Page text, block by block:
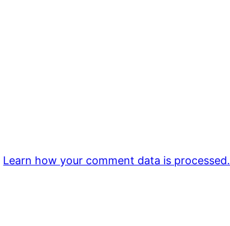
Learn how your comment data is processed.